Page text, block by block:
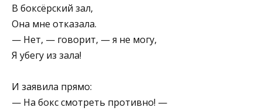
В боксёрский зал,
Она мне отказала.
— Нет, — говорит, — я не могу,
Я убегу из зала!
И заявила прямо:
— На бокс смотреть противно! —